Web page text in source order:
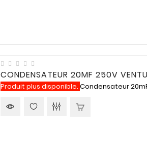
CONDENSATEUR 20MF 250V
Produit plus disponible. Condensateur